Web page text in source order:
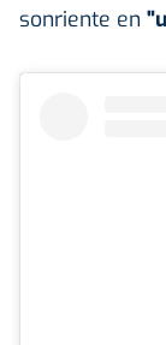
sonriente en